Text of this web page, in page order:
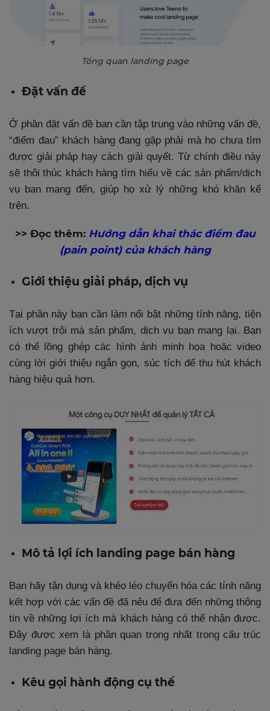
Tổng quan landing page
Đặt vấn đề
Ở phần đặt vấn đề bạn cần tập trung vào những vấn đề,
“điểm đau” khách hàng đang gặp phải mà họ chưa tìm
được giải pháp hay cách giải quyết. Từ chính điều này
sẽ thôi thúc khách hàng tìm hiểu về các sản phẩm/dịch
vụ bạn mang đến, giúp họ xử lý những khó khăn kể
trên.
>> Đọc thêm: Hướng dẫn khai thác điểm đau
(pain point) của khách hàng
Giới thiệu giải pháp, dịch vụ
Tại phần này bạn cần làm nổi bật những tính năng, tiện
ích vượt trội mà sản phẩm, dịch vụ bạn mang lại. Bạn
có thể lồng ghép các hình ảnh minh họa hoặc video
cùng lời giới thiệu ngắn gọn, súc tích để thu hút khách
hàng hiệu quả hơn.
Mô tả lợi ích landing page bán hàng
Bạn hãy tận dụng và khéo léo chuyển hóa các tính năng
kết hợp với các vấn đề đã nêu để đưa đến những thông
tin về những lợi ích mà khách hàng có thể nhận được.
Đây được xem là phần quan trọng nhất trong cấu trúc
landing page bán hàng.
Kêu gọi hành động cụ thể